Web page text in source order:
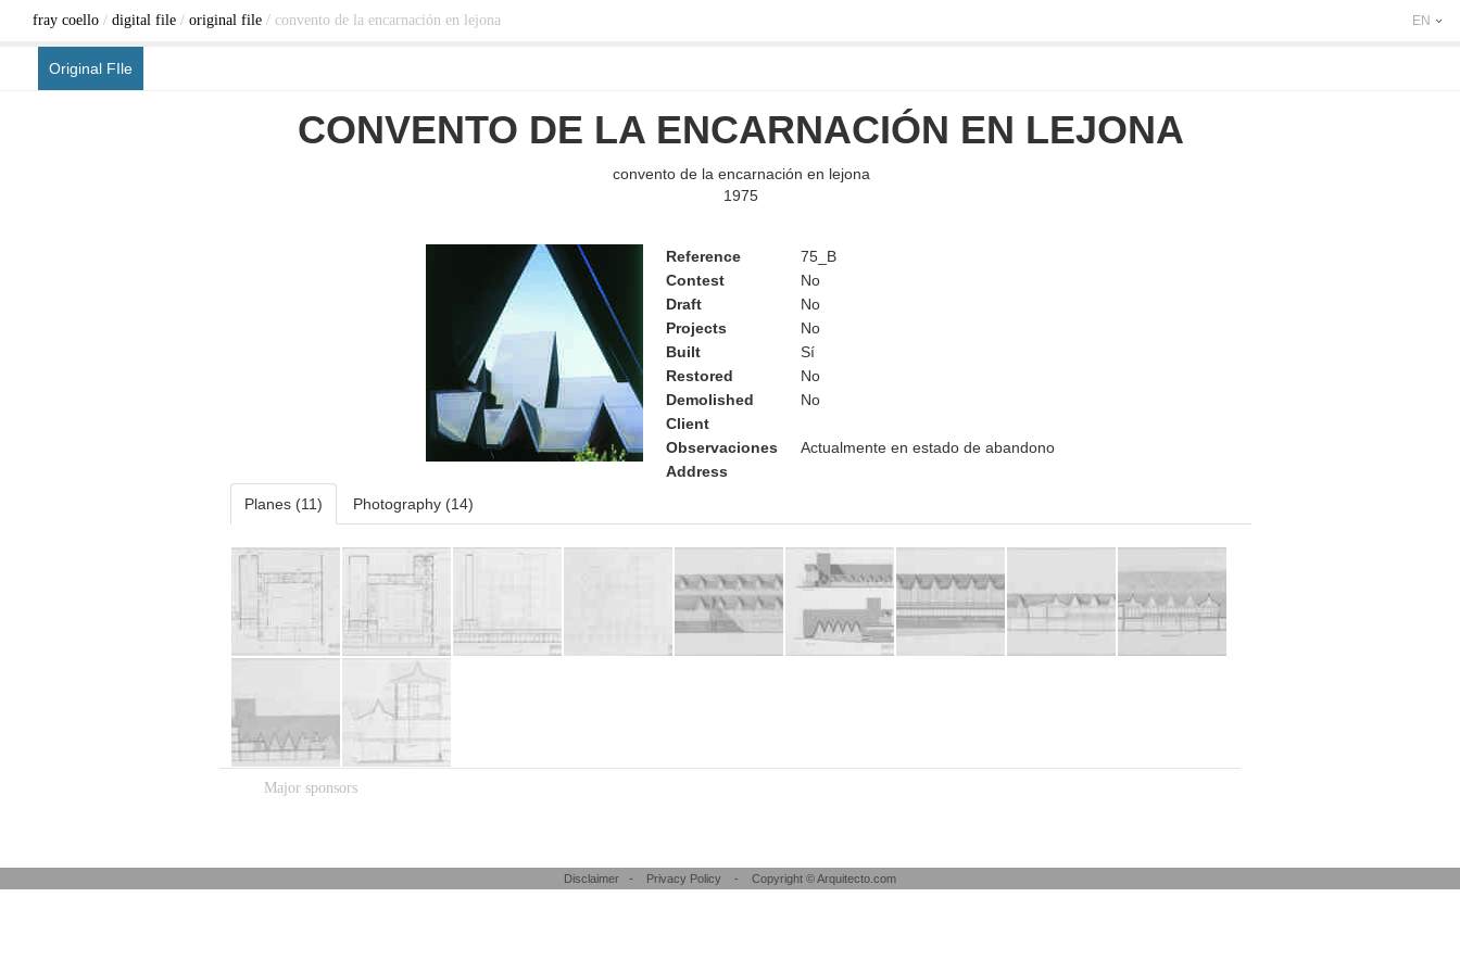
fray coello / digital file / original file / convento de la encarnación en lejona EN
Original FIle
CONVENTO DE LA ENCARNACIÓN EN LEJONA
convento de la encarnación en lejona
1975
Reference
75_B
Contest
No
Draft
No
Projects
No
Built
Sí
Restored
No
Demolished
No
Client
Observaciones
Actualmente en estado de abandono
Address
Planes (11)
Photography (14)
Major sponsors
Disclaimer - Privacy Policy - Copyright © Arquitecto.com